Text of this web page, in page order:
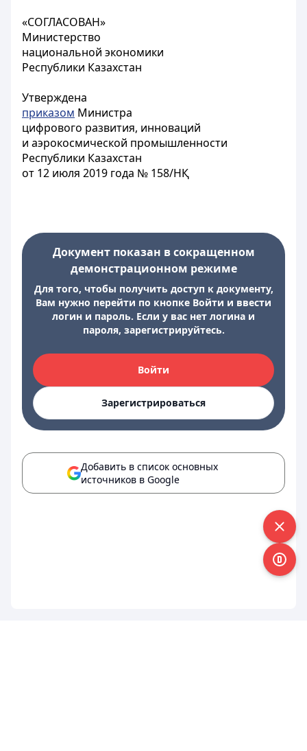
«СОГЛАСОВАН»
Министерство
национальной экономики
Республики Казахстан
Утверждена
приказом Министра
цифрового развития, инноваций
и аэрокосмической промышленности
Республики Казахстан
от 12 июля 2019 года № 158/НҚ
Документ показан в сокращенном
демонстрационном режиме
Для того, чтобы получить доступ к документу,
Вам нужно перейти по кнопке Войти и ввести
логин и пароль. Если у вас нет логина и
пароля, зарегистрируйтесь.
Войти
Зарегистрироваться
Добавить в список основных
источников в Google